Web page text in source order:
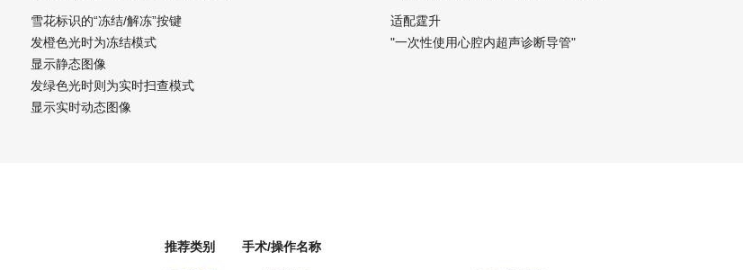
雪花标识的“冻结/解冻”按键
发橙色光时为冻结模式
显示静态图像
发绿色光时则为实时扫查模式
显示实时动态图像
适配霆升
"一次性使用心腔内超声诊断导管"
推荐类别 手术/操作名称